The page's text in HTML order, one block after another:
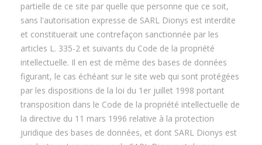
partielle de ce site par quelle que personne que ce soit,
sans l'autorisation expresse de SARL Dionys est interdite
et constituerait une contrefaçon sanctionnée par les
articles L. 335-2 et suivants du Code de la propriété
intellectuelle. Il en est de même des bases de données
figurant, le cas échéant sur le site web qui sont protégées
par les dispositions de la loi du 1er juillet 1998 portant
transposition dans le Code de la propriété intellectuelle de
la directive du 11 mars 1996 relative à la protection
juridique des bases de données, et dont SARL Dionys est